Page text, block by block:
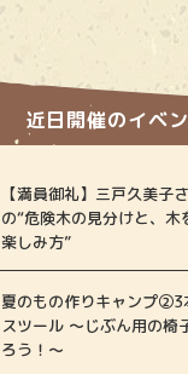
近日開催のイベ
【満員御礼】三戸久美子
の“危険木の見分けと、木
楽しみ方”
夏のもの作りキャンプ②3
スツール ～じぶん用の椅
ろう！～